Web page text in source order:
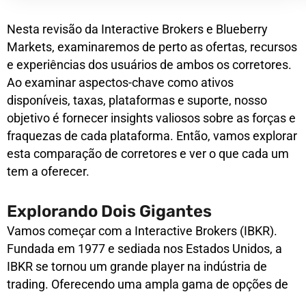
Nesta revisão da Interactive Brokers e Blueberry
Markets, examinaremos de perto as ofertas, recursos
e experiências dos usuários de ambos os corretores.
Ao examinar aspectos-chave como ativos
disponíveis, taxas, plataformas e suporte, nosso
objetivo é fornecer insights valiosos sobre as forças e
fraquezas de cada plataforma. Então, vamos explorar
esta comparação de corretores e ver o que cada um
tem a oferecer.
Explorando Dois Gigantes
Vamos começar com a Interactive Brokers (IBKR).
Fundada em 1977 e sediada nos Estados Unidos, a
IBKR se tornou um grande player na indústria de
trading. Oferecendo uma ampla gama de opções de